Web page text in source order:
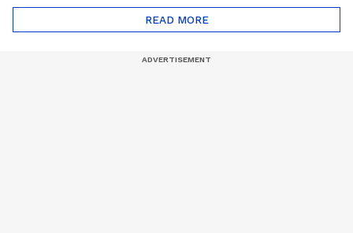
ഹാർബറിലേക്കുളള
യാത്ര ദുഷ്കരമെന്ന്
താക്കീതുമായി
രമേശ്
READ MORE